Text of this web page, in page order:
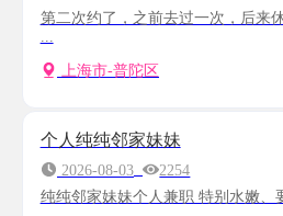
第二次约了，之前去过一次，后来
上海市-普陀区
个人纯纯邻家妹妹
2026-08-03
2254
纯纯邻家妹妹个人兼职 特别水嫩、